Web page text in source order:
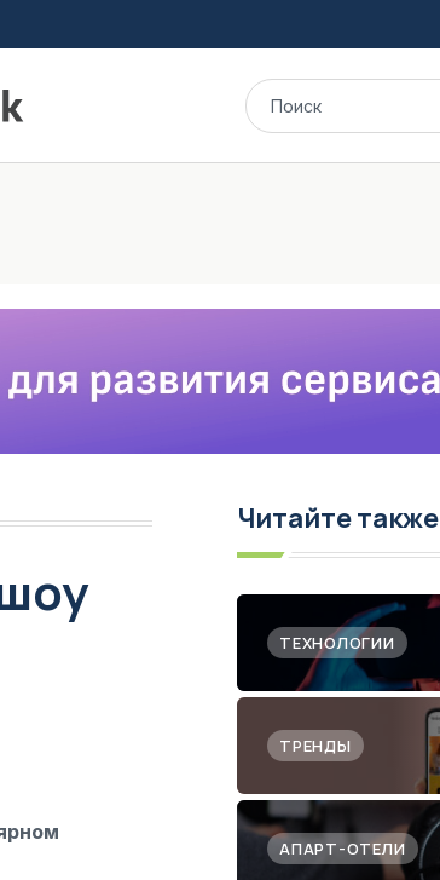
Читайте также
ТЕХНОЛОГИИ
ТРЕНДЫ
АПАРТ-ОТЕЛИ